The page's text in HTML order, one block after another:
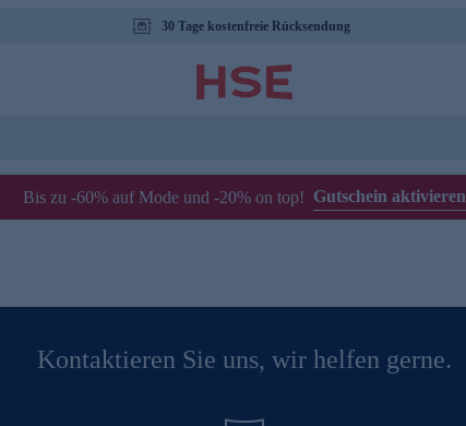
30 Tage kostenfreie Rücksendung
Bis zu -60% auf Mode und -20% on top! Gutschein aktivieren
Kontaktieren Sie uns, wir helfen gerne.